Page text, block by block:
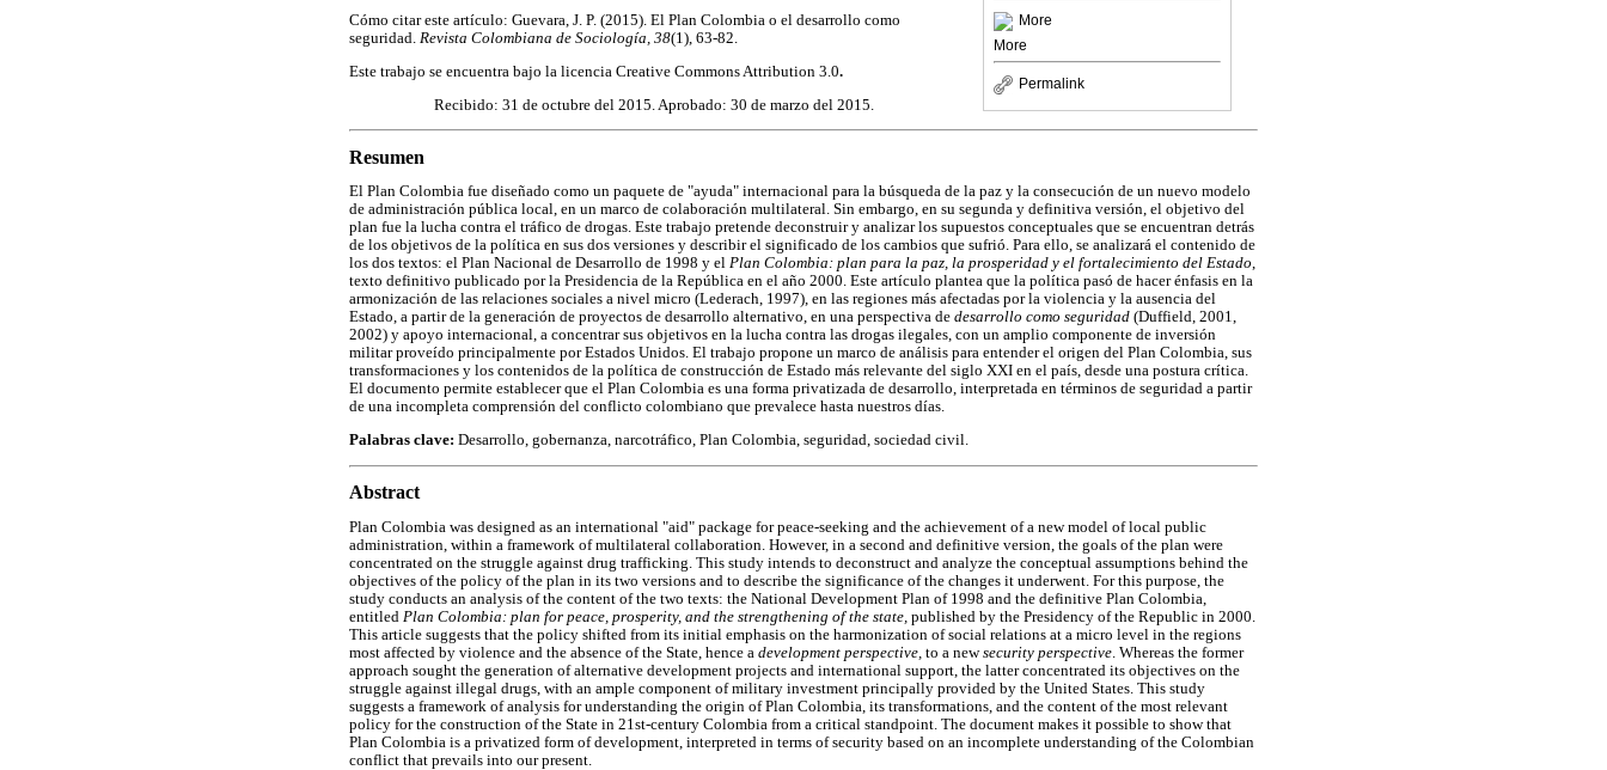
More
More
Permalink
Cómo citar este artículo: Guevara, J. P. (2015). El Plan Colombia o el desarrollo como
seguridad. Revista Colombiana de Sociología, 38(1), 63-82.
Este trabajo se encuentra bajo la licencia Creative Commons Attribution 3.0.
Recibido: 31 de octubre del 2015. Aprobado: 30 de marzo del 2015.
Resumen
El Plan Colombia fue diseñado como un paquete de "ayuda" internacional para la búsqueda de la paz y la consecución de un nuevo modelo
de administración pública local, en un marco de colaboración multilateral. Sin embargo, en su segunda y definitiva versión, el objetivo del
plan fue la lucha contra el tráfico de drogas. Este trabajo pretende deconstruir y analizar los supuestos conceptuales que se encuentran detrás
de los objetivos de la política en sus dos versiones y describir el significado de los cambios que sufrió. Para ello, se analizará el contenido de
los dos textos: el Plan Nacional de Desarrollo de 1998 y el Plan Colombia: plan para la paz, la prosperidad y el fortalecimiento del Estado,
texto definitivo publicado por la Presidencia de la República en el año 2000. Este artículo plantea que la política pasó de hacer énfasis en la
armonización de las relaciones sociales a nivel micro (Lederach, 1997), en las regiones más afectadas por la violencia y la ausencia del
Estado, a partir de la generación de proyectos de desarrollo alternativo, en una perspectiva de desarrollo como seguridad (Duffield, 2001,
2002) y apoyo internacional, a concentrar sus objetivos en la lucha contra las drogas ilegales, con un amplio componente de inversión
militar proveído principalmente por Estados Unidos. El trabajo propone un marco de análisis para entender el origen del Plan Colombia, sus
transformaciones y los contenidos de la política de construcción de Estado más relevante del siglo XXI en el país, desde una postura crítica.
El documento permite establecer que el Plan Colombia es una forma privatizada de desarrollo, interpretada en términos de seguridad a partir
de una incompleta comprensión del conflicto colombiano que prevalece hasta nuestros días.
Palabras clave: Desarrollo, gobernanza, narcotráfico, Plan Colombia, seguridad, sociedad civil.
Abstract
Plan Colombia was designed as an international "aid" package for peace-seeking and the achievement of a new model of local public
administration, within a framework of multilateral collaboration. However, in a second and definitive version, the goals of the plan were
concentrated on the struggle against drug trafficking. This study intends to deconstruct and analyze the conceptual assumptions behind the
objectives of the policy of the plan in its two versions and to describe the significance of the changes it underwent. For this purpose, the
study conducts an analysis of the content of the two texts: the National Development Plan of 1998 and the definitive Plan Colombia,
entitled Plan Colombia: plan for peace, prosperity, and the strengthening of the state, published by the Presidency of the Republic in 2000.
This article suggests that the policy shifted from its initial emphasis on the harmonization of social relations at a micro level in the regions
most affected by violence and the absence of the State, hence a development perspective, to a newsecurity perspective. Whereas the former
approach sought the generation of alternative development projects and international support, the latter concentrated its objectives on the
struggle against illegal drugs, with an ample component of military investment principally provided by the United States. This study
suggests a framework of analysis for understanding the origin of Plan Colombia, its transformations, and the content of the most relevant
policy for the construction of the State in 21st-century Colombia from a critical standpoint. The document makes it possible to show that
Plan Colombia is a privatized form of development, interpreted in terms of security based on an incomplete understanding of the Colombian
conflict that prevails into our present.